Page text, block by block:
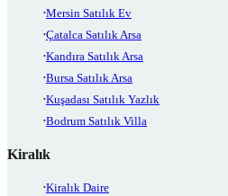
Mersin Satılık Ev
Çatalca Satılık Arsa
Kandıra Satılık Arsa
Bursa Satılık Arsa
Kuşadası Satılık Yazlık
Bodrum Satılık Villa
Kiralık
Kiralık Daire